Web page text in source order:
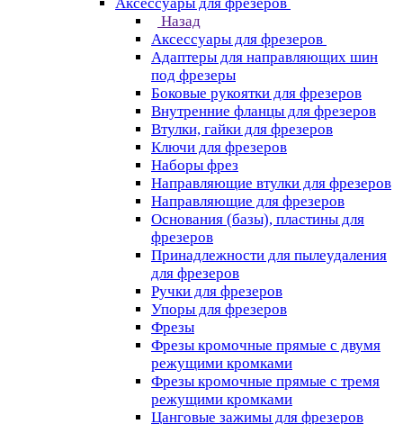
Назад
Аксессуары для фрезеров
Адаптеры для направляющих шин
под фрезеры
Боковые рукоятки для фрезеров
Внутренние фланцы для фрезеров
Втулки, гайки для фрезеров
Ключи для фрезеров
Наборы фрез
Направляющие втулки для фрезеров
Направляющие для фрезеров
Основания (базы), пластины для
фрезеров
Принадлежности для пылеудаления
для фрезеров
Ручки для фрезеров
Упоры для фрезеров
Фрезы
Фрезы кромочные прямые с двумя
режущими кромками
Фрезы кромочные прямые с тремя
режущими кромками
Цанговые зажимы для фрезеров